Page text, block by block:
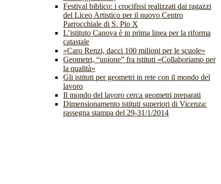
Festival biblico: i crocifissi realizzati dai ragazzi
del Liceo Artistico per il nuovo Centro
Parrocchiale di S. Pio X
L’istituto Canova è in prima linea per la riforma
catastale
«Caro Renzi, dacci 100 milioni per le scuole»
Geometri, “unione” fra istituti «Collaboriamo per
la qualità»
Gli istituti per geometri in rete con il mondo del
lavoro
Il mondo del lavoro cerca geometri preparati
Dimensionamento istituti superiori di Vicenza:
rassegna stampa del 29-31/1/2014